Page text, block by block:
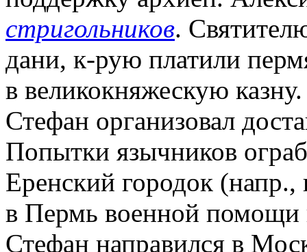
стригольников.
дани, к-рую платили
в великокняжескую
Стефан организовал
Попытки язычников
Еренский городок (напр.,
в Пермь военной помощи
Стефан направился в